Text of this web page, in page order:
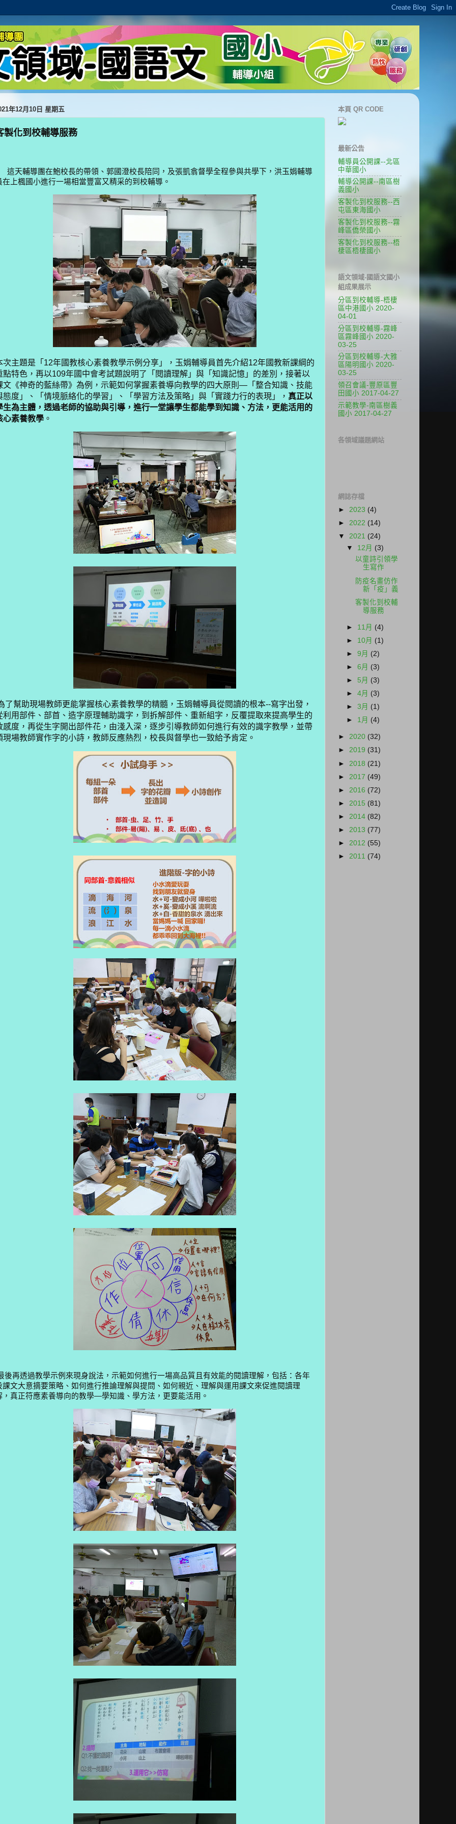
年12月10日 星期五
製化到校輔導服務
天輔導團在鮑校長的帶領、郭國澄校長陪同，及張凱翕督學全程參與共學下，洪玉娟輔導
在上楓國小進行一場相當豐富又精采的到校輔導。
次主題是 「 12年國教核心素養教學示例分享 」， 玉娟輔導員首先介紹12年國教新課綱的
點特色，再以109年國中會考試題說明了 「 閱讀理解 」與「 知識記憶 」 的差別，接著以
文 《神奇的藍絲帶》為例，示範如何掌握素養導向教學的四大原則 — 「整合知識、技能
態度」、「情境脈絡化的學習」、「學習方法及策略」與「實踐力行的表現」， 真正以
生為主體，透過老師的協助與引導，進行一堂讓學生都能學到知識、方法，更能活用的
心素養教學 。
了幫助現場教師更能掌握核心素養教學的精髓，玉娟輔導員從閱讀的根本--寫字出發，
利用部件、部首、造字原理輔助識字，到拆解部件、重新組字，反覆提取來提高學生的
感度，再從生字開出部件花，由淺入深，逐步引導教師如何進行有效的識字教學，並帶
現場教師實作字的小詩，教師反應熱烈，校長與督學也一致給予肯定。
後再透過教學示例來現身說法，示範如何進行一場高品質且有效能的閱讀理解，包括：各年
課文大意摘要策略、如何進行推論理解與提問、如何親近、理解與運用課文來促進閱讀理
，真正符應素養導向的教學—學知識、學方法，更要能活用。
本頁 QR CODE
最新公告
輔導員公開課--北區
中華國小
輔導公開課--南區樹
義國小
客製化到校服務--西
屯區東海國小
客製化到校服務--霧
峰區僑榮國小
客製化到校服務--梧
棲區梧棲國小
語文領域-國語文國小
組成果展示
分區到校輔導-梧棲
區中港國小 2020-
04-01
分區到校輔導-霧峰
區霧峰國小 2020-
03-25
分區到校輔導-大雅
區陽明國小 2020-
03-25
領召會議-豐原區豐
田國小 2017-04-27
示範教學-南區樹義
國小 2017-04-27
各領域議題網站
網誌存檔
► 2023 (4)
► 2022 (14)
▼ 2021 (24)
▼ 12月 (3)
以童詩引領學
生寫作
防疫名畫仿作
新「疫」義
客製化到校輔
導服務
► 11月 (4)
► 10月 (1)
►9月 (2)
►6月 (3)
► 5月 (3)
►4月 (3)
►3月 (1)
► 1月 (4)
► 2020 (32)
► 2019 (31)
► 2018 (21)
► 2017 (49)
► 2016 (72)
► 2015 (81)
► 2014 (82)
► 2013 (77)
► 2012 (55)
► 2011 (74)